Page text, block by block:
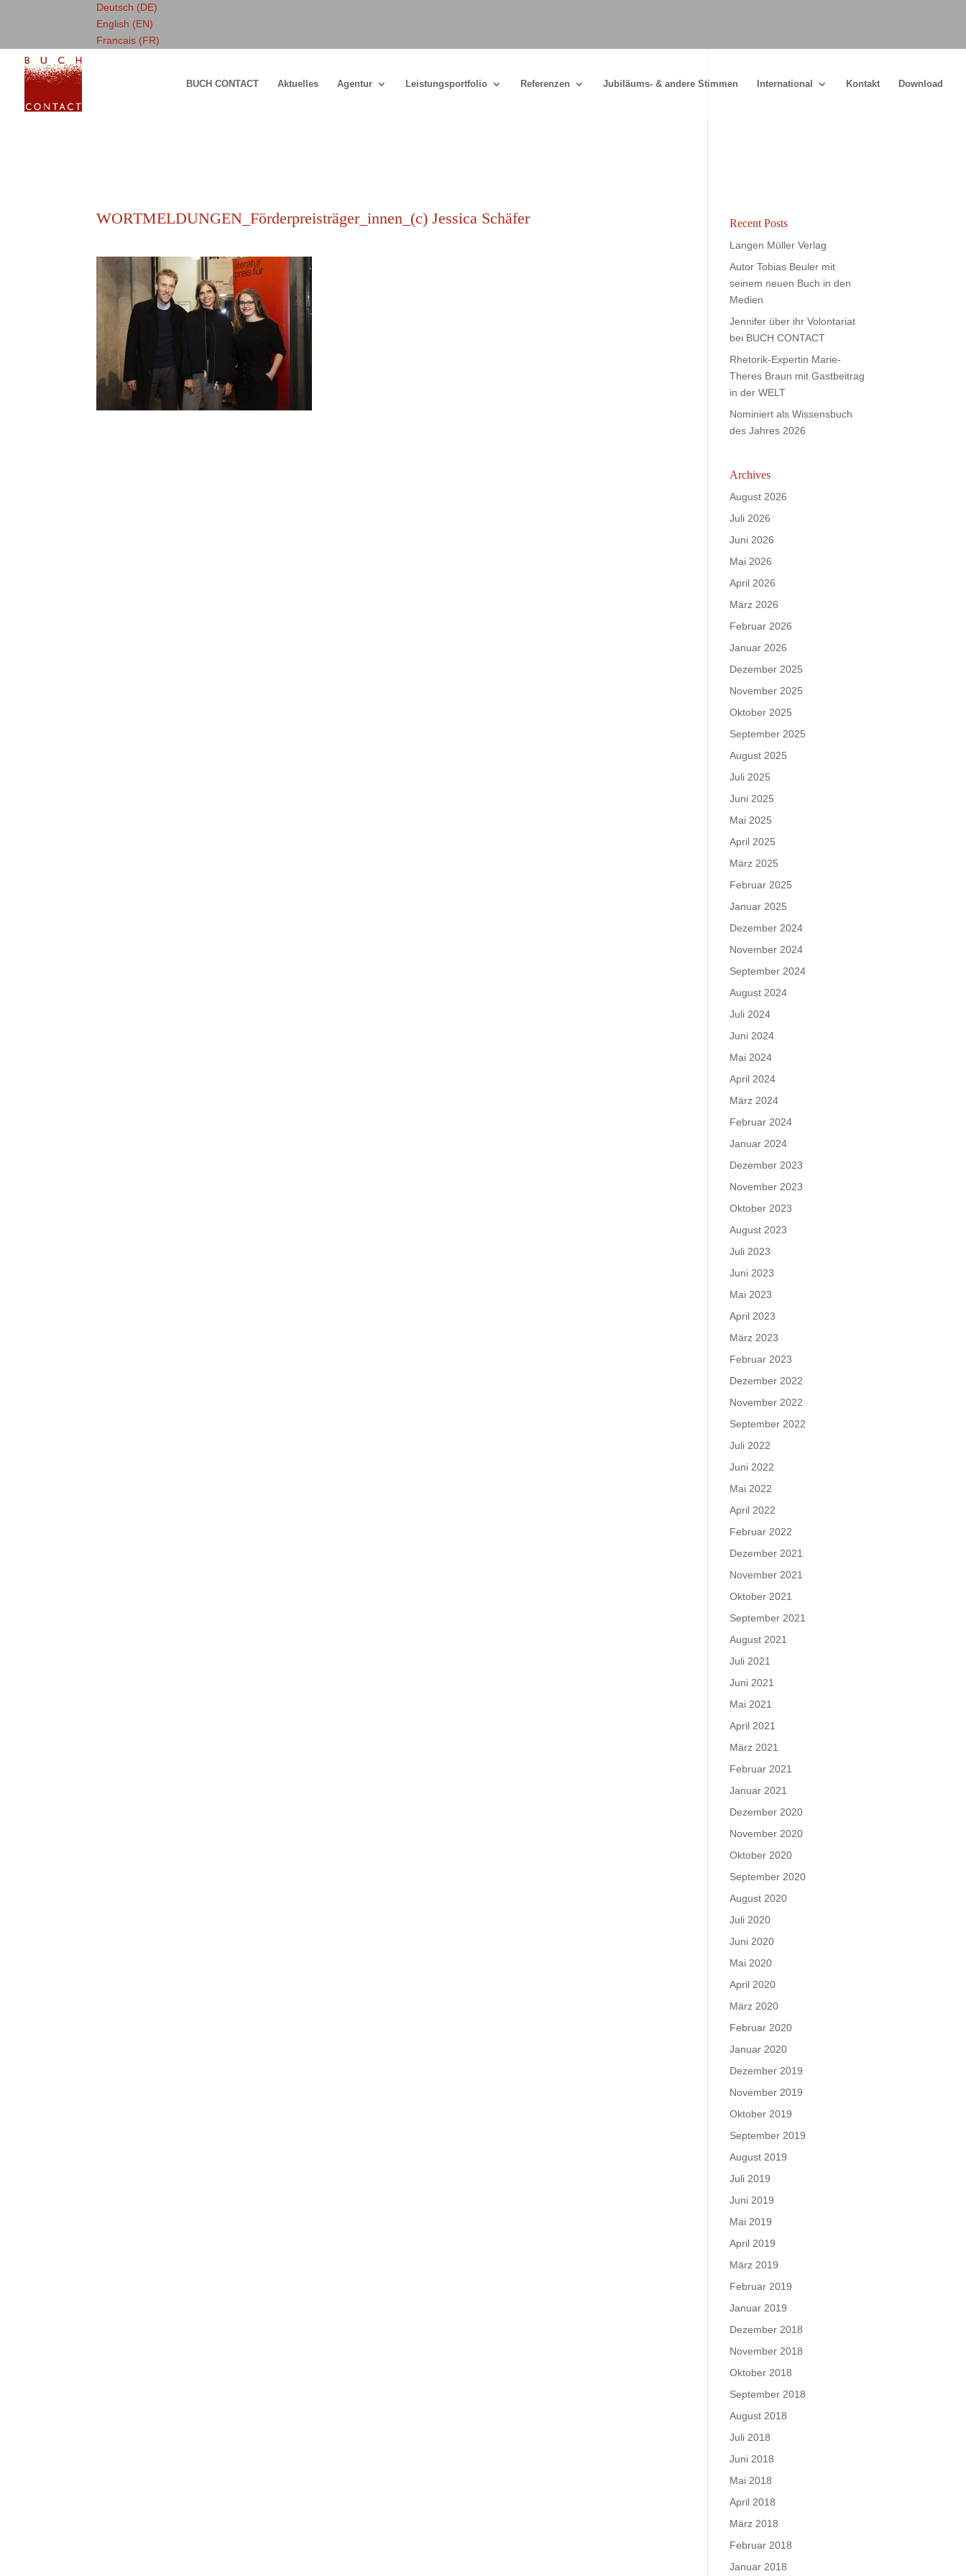
Deutsch (DE)
English (EN)
Francais (FR)
BUCH CONTACT Aktuelles Agentur Leistungsportfolio Referenzen Jubiläums- & andere Stimmen International Kontakt Download
WORTMELDUNGEN_Förderpreisträger_innen_(c) Jessica Schäfer Recent Posts
Langen Müller Verlag
Autor Tobias Beuler mit
seinem neuen Buch in den
Medien
Jennifer über ihr Volontariat
bei BUCH CONTACT
Rhetorik-Expertin Marie-
Theres Braun mit Gastbeitrag
in der WELT
Nominiert als Wissensbuch
des Jahres 2026
Archives
August 2026
Juli 2026
Juni 2026
Mai 2026
April 2026
März 2026
Februar 2026
Januar 2026
Dezember 2025
November 2025
Oktober 2025
September 2025
August 2025
Juli 2025
Juni 2025
Mai 2025
April 2025
März 2025
Februar 2025
Januar 2025
Dezember 2024
November 2024
September 2024
August 2024
Juli 2024
Juni 2024
Mai 2024
April 2024
März 2024
Februar 2024
Januar 2024
Dezember 2023
November 2023
Oktober 2023
August 2023
Juli 2023
Juni 2023
Mai 2023
April 2023
März 2023
Februar 2023
Dezember 2022
November 2022
September 2022
Juli 2022
Juni 2022
Mai 2022
April 2022
Februar 2022
Dezember 2021
November 2021
Oktober 2021
September 2021
August 2021
Juli 2021
Juni 2021
Mai 2021
April 2021
März 2021
Februar 2021
Januar 2021
Dezember 2020
November 2020
Oktober 2020
September 2020
August 2020
Juli 2020
Juni 2020
Mai 2020
April 2020
März 2020
Februar 2020
Januar 2020
Dezember 2019
November 2019
Oktober 2019
September 2019
August 2019
Juli 2019
Juni 2019
Mai 2019
April 2019
März 2019
Februar 2019
Januar 2019
Dezember 2018
November 2018
Oktober 2018
September 2018
August 2018
Juli 2018
Juni 2018
Mai 2018
April 2018
März 2018
Februar 2018
Januar 2018